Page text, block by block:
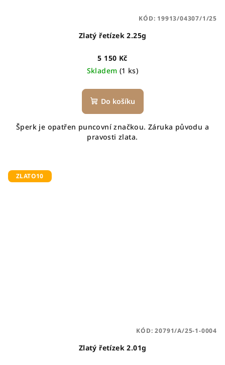
Zlatý řetízek 2.25g
5 150 Kč
Skladem (1 ks)
Do košíku
Šperk je opatřen puncovní značkou. Záruka původu a
pravosti zlata.
KÓD: 19913/04307/1/25
ZLATO10
Zlatý řetízek 2.01g
KÓD:20791/A/25-1-0004